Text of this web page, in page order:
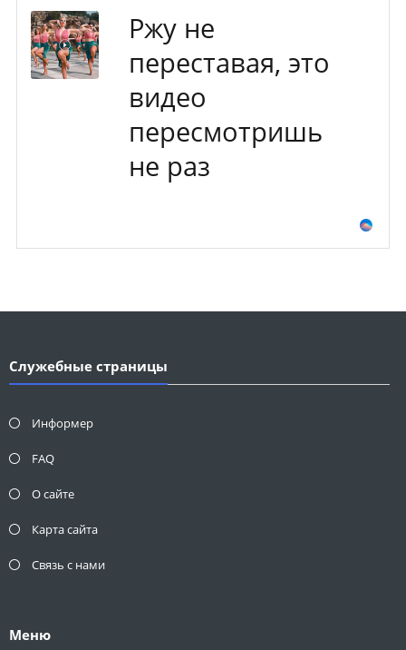
Ржу не
переставая, это
видео
пересмотришь
не раз
Служебные страницы
Информер
FAQ
О сайте
Карта сайта
Связь с нами
Меню